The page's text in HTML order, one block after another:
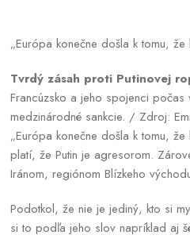
„Európa konečne došla k tomu,
Tvrdý zásah proti Putinovej
Francúzsko a jeho spojenci počas
medzinárodné sankcie. / Zdroj:
„Európa konečne došla k tomu,
platí, že Putin je agresorom.
Iránom, regiónom Blízkeho
Podotkol, že nie je jediný, kto si
si to podľa jeho slov napríklad aj